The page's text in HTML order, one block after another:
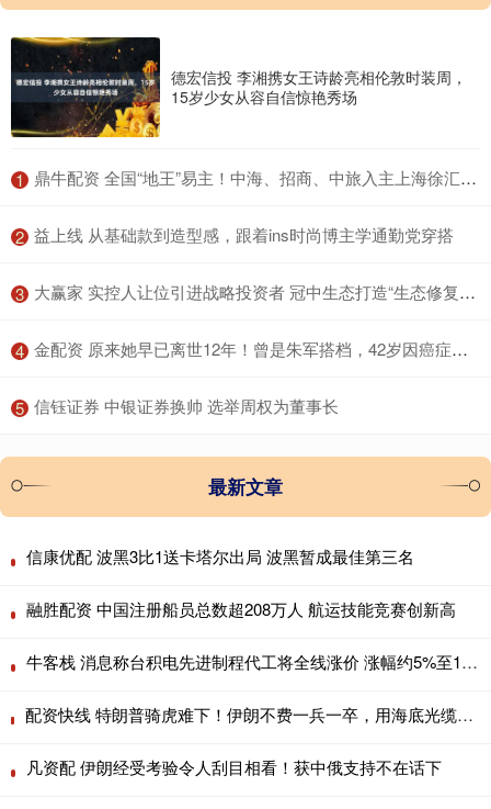
德宏信投 李湘携女王诗龄亮相伦敦时装周，
15岁少女从容自信惊艳秀场
1 ​鼎牛配资 全国“地王”易主！中海、招商、中旅入主上海徐汇滨江地块
2 ​益上线 从基础款到造型感，跟着ins时尚博主学通勤党穿搭
3 ​大赢家 实控人让位引进战略投资者 冠中生态打造“生态修复+财税数智化”双主业
4 ​金配资 原来她早已离世12年！曾是朱军搭档，42岁因癌症病故一生奉献事业
5 ​信钰证券 中银证券换帅 选举周权为董事长
最新文章
信康优配 波黑3比1送卡塔尔出局 波黑暂成最佳第三名
融胜配资 中国注册船员总数超208万人 航运技能竞赛创新高
牛客栈 消息称台积电先进制程代工将全线涨价 涨幅约5%至10%
配资快线 特朗普骑虎难下！伊朗不费一兵一卒，用海底光缆逼美国让步 2026年4
凡资配 伊朗经受考验令人刮目相看！获中俄支持不在话下